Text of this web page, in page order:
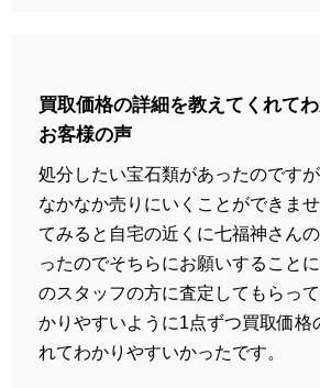
買取価格の詳細を教えてくれて
お客様の声
処分したい宝石類があったのです
なかなか売りにいくことができま
てみると自宅の近くに七福神さん
ったのでそちらにお願いすること
のスタッフの方に査定してもらっ
かりやすいように1点ずつ買取価格
れてわかりやすいかったです。